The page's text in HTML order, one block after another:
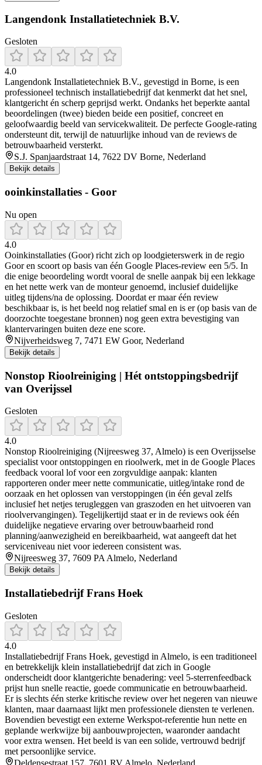
Langendonk Installatietechniek B.V.
Gesloten
4.0
Langendonk Installatietechniek B.V., gevestigd in Borne, is een
professioneel technisch installatiebedrijf dat kenmerkt dat het snel,
klantgericht én scherp geprijsd werkt. Ondanks het beperkte aantal
beoordelingen (twee) bieden beide een positief, concreet en
geloofwaardig beeld van servicekwaliteit. De perfecte Google-rating
ondersteunt dit, terwijl de natuurlijke inhoud van de reviews de
betrouwbaarheid versterkt.
S.J. Spanjaardstraat 14, 7622 DV Borne, Nederland
Bekijk details
ooinkinstallaties - Goor
Nu open
4.0
Ooinkinstallaties (Goor) richt zich op loodgieterswerk in de regio
Goor en scoort op basis van één Google Places-review een 5/5. In
die enige beoordeling wordt vooral de snelle aanpak bij een lekkage
en het nette werk van de monteur genoemd, inclusief duidelijke
uitleg tijdens/na de oplossing. Doordat er maar één review
beschikbaar is, is het beeld nog relatief smal en is er (op basis van de
doorzochte toegestane bronnen) nog geen extra bevestiging van
klantervaringen buiten deze ene score.
Nijverheidsweg 7, 7471 EW Goor, Nederland
Bekijk details
Nonstop Rioolreiniging | Hét ontstoppingsbedrijf
van Overijssel
Gesloten
4.0
Nonstop Rioolreiniging (Nijreesweg 37, Almelo) is een Overijsselse
specialist voor ontstoppingen en rioolwerk, met in de Google Places
feedback vooral lof voor een zorgvuldige aanpak: klanten
rapporteren onder meer nette communicatie, uitleg/intake rond de
oorzaak en het oplossen van verstoppingen (in één geval zelfs
inclusief het netjes terugleggen van graszoden en het uitvoeren van
rioolvervangingen). Tegelijkertijd staat er in de reviews ook één
duidelijke negatieve ervaring over betrouwbaarheid rond
planning/aanwezigheid en bereikbaarheid, wat aangeeft dat het
serviceniveau niet voor iedereen consistent was.
Nijreesweg 37, 7609 PA Almelo, Nederland
Bekijk details
Installatiebedrijf Frans Hoek
Gesloten
4.0
Installatiebedrijf Frans Hoek, gevestigd in Almelo, is een traditioneel
en betrekkelijk klein installatiebedrijf dat zich in Google
onderscheidt door klantgerichte benadering: veel 5-sterrenfeedback
prijst hun snelle reactie, goede communicatie en betrouwbaarheid.
Er is slechts één sterke kritische review over het negeren van nieuwe
klanten, maar daarnaast lijkt men professionele diensten te verlenen.
Bovendien bevestigt een externe Werkspot-referentie hun nette en
geplande werkwijze bij aanbouwprojecten, waaronder aandacht
voor extra wensen. Het beeld is van een solide, vertrouwd bedrijf
met persoonlijke service.
Deldensestraat 157, 7601 RV Almelo, Nederland